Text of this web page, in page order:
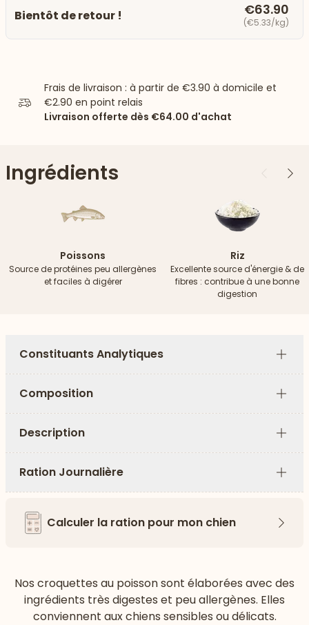
Bientôt de retour ! €63.90
(€5.33/kg)
Frais de livraison : à partir de €3.90 à domicile et
€2.90 en point relais
Livraison offerte dès €64.00 d'achat
Ingrédients Précédent
Poissons
Source de protéines peu allergènes
et faciles à digérer
Riz
Excellente source d'énergie & de
fibres : contribue à une bonne
digestion
Constituants Analytiques
Plus
Composition
Plus
Description
Plus
Ration Journalière
Plus
Calculer la ration pour mon chien
Nos croquettes au poisson sont élaborées avec des
ingrédients très digestes et peu allergènes. Elles
conviennent aux chiens sensibles ou délicats.